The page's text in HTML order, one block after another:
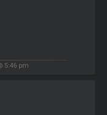
5:46 pm